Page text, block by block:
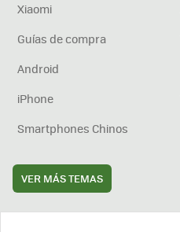
Xiaomi
Guías de compra
Android
iPhone
Smartphones Chinos
VER MÁS TEMAS